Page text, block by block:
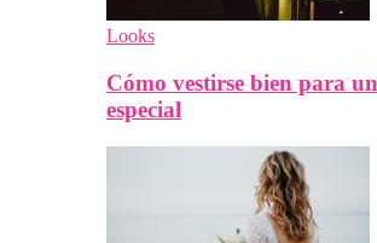
Looks
Cómo vestirse bien para
especial